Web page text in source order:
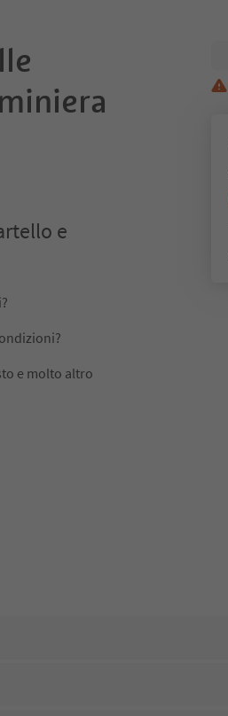
e
e molto altro